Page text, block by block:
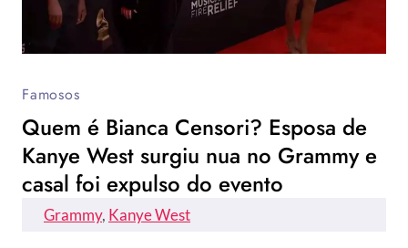
Famosos
Quem é Bianca Censori? Esposa de
Kanye West surgiu nua no Grammy e
casal foi expulso do evento
Grammy, Kanye West